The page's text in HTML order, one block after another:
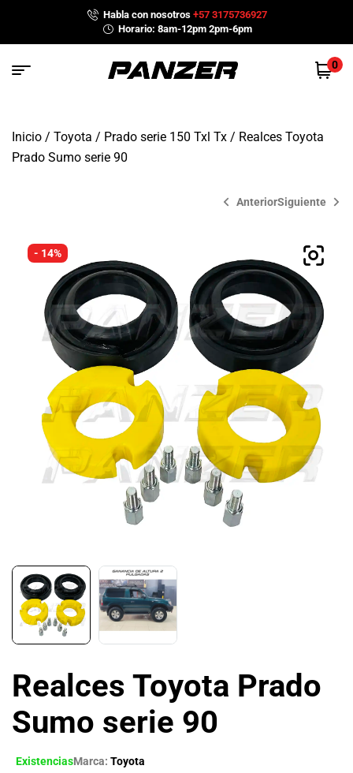
Habla con nosotros+57 3175736927
Horario: 8am-12pm 2pm-6pm
0
Inicio / Toyota / Prado serie 150 Txl Tx / Realces Toyota
Prado Sumo serie 90
Anterior
$520,000
$480,000
Siguiente
$380,000
$320,000
- 14%
Realces Toyota Prado
Sumo serie 90
ExistenciasMarca: Toyota